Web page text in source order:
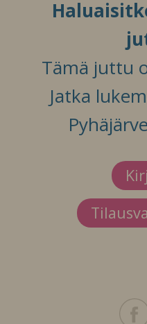
Tämä juttu
Jatka